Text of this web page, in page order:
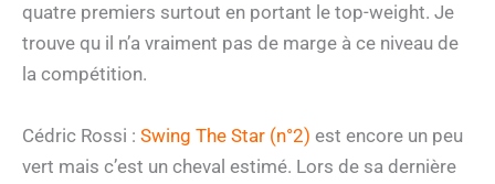
quatre premiers surtout en portant le top-weight. Je
trouve qu il n’a vraiment pas de marge à ce niveau de
la compétition.
Cédric Rossi : Swing The Star (n°2) est encore un peu
vert mais c’est un cheval estimé. Lors de sa dernière